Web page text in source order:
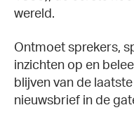
wereld.
Ontmoet sprekers,
inzichten op en
blijven van de
nieuwsbrief in de